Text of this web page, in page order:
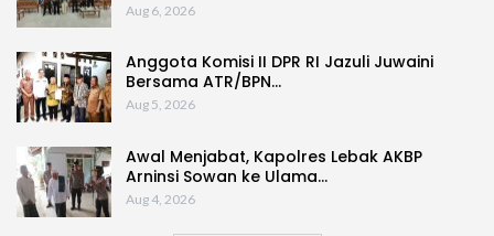
Aug 6, 2026
Anggota Komisi II DPR RI Jazuli Juwaini
Bersama ATR/BPN…
Aug 5, 2026
Awal Menjabat, Kapolres Lebak AKBP
Arninsi Sowan ke Ulama…
Aug 4, 2026